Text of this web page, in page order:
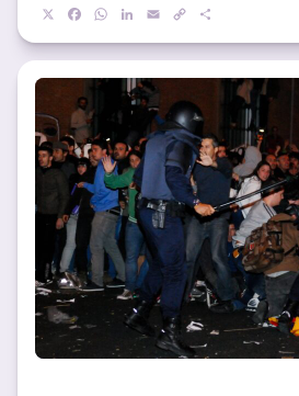
Facebook
WhatsApp
LinkedIn
EmailCopy